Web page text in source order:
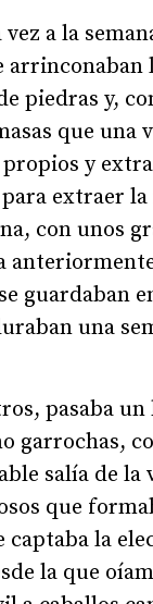
a la
arrinconaban
piedras y,
que una
propios y
extraer
con unos
guardaban
una
pasaba
garrochas,
salía de la
que
captaba la
la que